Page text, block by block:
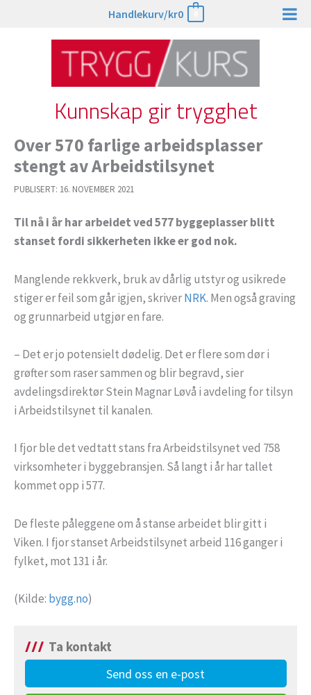
Handlekurv/kr0
Kunnskap gir trygghet
Over 570 farlige arbeidsplasser
stengt av Arbeidstilsynet
PUBLISERT: 16. NOVEMBER 2021
Til nå i år har arbeidet ved 577 byggeplasser blitt
stanset fordi sikkerheten ikke er god nok.
Manglende rekkverk, bruk av dårlig utstyr og usikrede
stiger er feil som går igjen, skriverNRK. Men også graving
og grunnarbeid utgjør en fare.
– Det er jo potensielt dødelig. Det er flere som dør i
grøfter som raser sammen og blir begravd, sier
avdelingsdirektør Stein Magnar Løvå i avdeling for tilsyn
i Arbeidstilsynet til kanalen.
I fjor ble det vedtatt stans fra Arbeidstilsynet ved 758
virksomheter i byggebransjen. Så langt i år har tallet
kommet opp i 577.
De fleste påleggene om å stanse arbeidet blir gitt i
Viken. I fjor stanset Arbeidstilsynet arbeid 116 ganger i
fylket, mot 131 i år.
(Kilde: bygg.no)
Ta kontakt
Send oss en e-post